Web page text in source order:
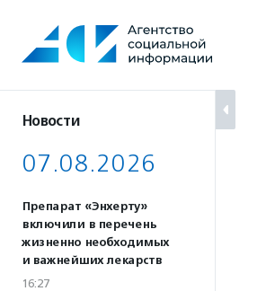
содержанию
Новости
07.08.2026
Препарат «Энхерту»
включили в перечень
жизненно необходимых
и важнейших лекарств
16:27